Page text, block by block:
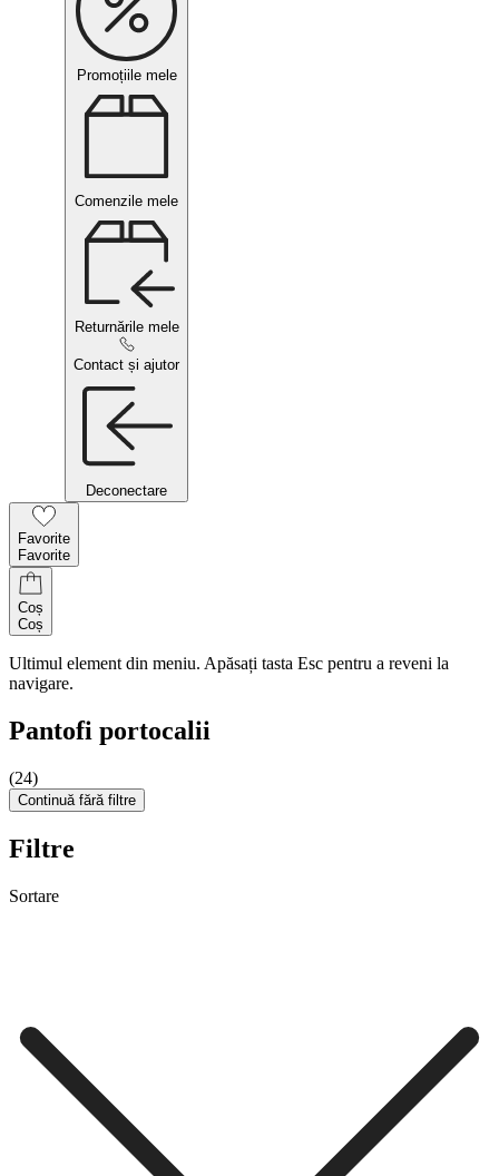
Promoțiile mele
Comenzile mele
Returnările mele
Contact și ajutor
Deconectare
Favorite
Favorite
Coș
Coș
Ultimul element din meniu. Apăsați tasta Esc pentru a reveni la
navigare.
Pantofi portocalii
(24)
Continuă fără filtre
Filtre
Sortare